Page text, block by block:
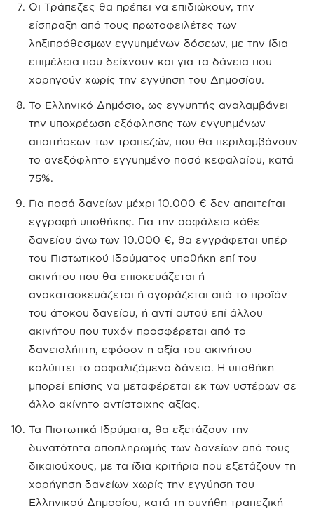
Οι Τράπεζες θα πρέπει να επιδιώκουν, την
είσπραξη από τους πρωτοφειλέτες των
ληξιπρόθεσμων εγγυημένων δόσεων, με την ίδια
επιμέλεια που δείχνουν και για τα δάνεια που
χορηγούν χωρίς την εγγύηση του Δημοσίου.
Το Ελληνικό Δημόσιο, ως εγγυητής αναλαμβάνει
την υποχρέωση εξόφλησης των εγγυημένων
απαιτήσεων των τραπεζών, που θα περιλαμβάνουν
το ανεξόφλητο εγγυημένο ποσό κεφαλαίου, κατά
75%.
Για ποσά δανείων μέχρι 10.000 € δεν απαιτείται
εγγραφή υποθήκης. Για την ασφάλεια κάθε
δανείου άνω των 10.000 €, θα εγγράφεται υπέρ
του Πιστωτικού Ιδρύματος υποθήκη επί του
ακινήτου που θα επισκευάζεται ή
ανακατασκευάζεται ή αγοράζεται από το προϊόν
του άτοκου δανείου, ή αντί αυτού επί άλλου
ακινήτου που τυχόν προσφέρεται από το
δανειολήπτη, εφόσον η αξία του ακινήτου
καλύπτει το ασφαλιζόμενο δάνειο. Η υποθήκη
μπορεί επίσης να μεταφέρεται εκ των υστέρων σε
άλλο ακίνητο αντίστοιχης αξίας.
Τα Πιστωτικά Ιδρύματα, θα εξετάζουν την
δυνατότητα αποπληρωμής των δανείων από τους
δικαιούχους, με τα ίδια κριτήρια που εξετάζουν τη
χορήγηση δανείων χωρίς την εγγύηση του
Ελληνικού Δημοσίου, κατά τη συνήθη τραπεζική